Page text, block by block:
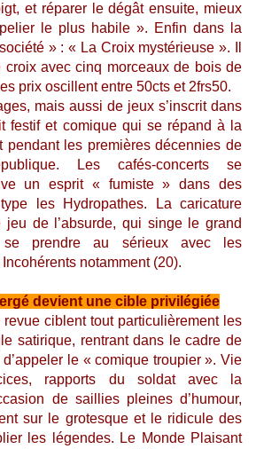
et réparer le dégât ensuite, mieux
le plus habile ». Enfin dans la
» : « La Croix mystérieuse ». Il
croix avec cinq morceaux de bois de
prix oscillent entre 50cts et 2frs50.
mais aussi de jeux s’inscrit dans
festif et comique qui se répand à la
pendant les premières décennies de
Les cafés-concerts se
un esprit « fumiste » dans des
les Hydropathes. La caricature
jeu de l’absurde, qui singe le grand
prendre au sérieux avec les
notamment (20).
devient une cible privilégiée
ciblent tout particulièrement les
satirique, rentrant dans le cadre de
le « comique troupier ». Vie
rapports du soldat avec la
de saillies pleines d’humour,
sur le grotesque et le ridicule des
les légendes. Le Monde Plaisant